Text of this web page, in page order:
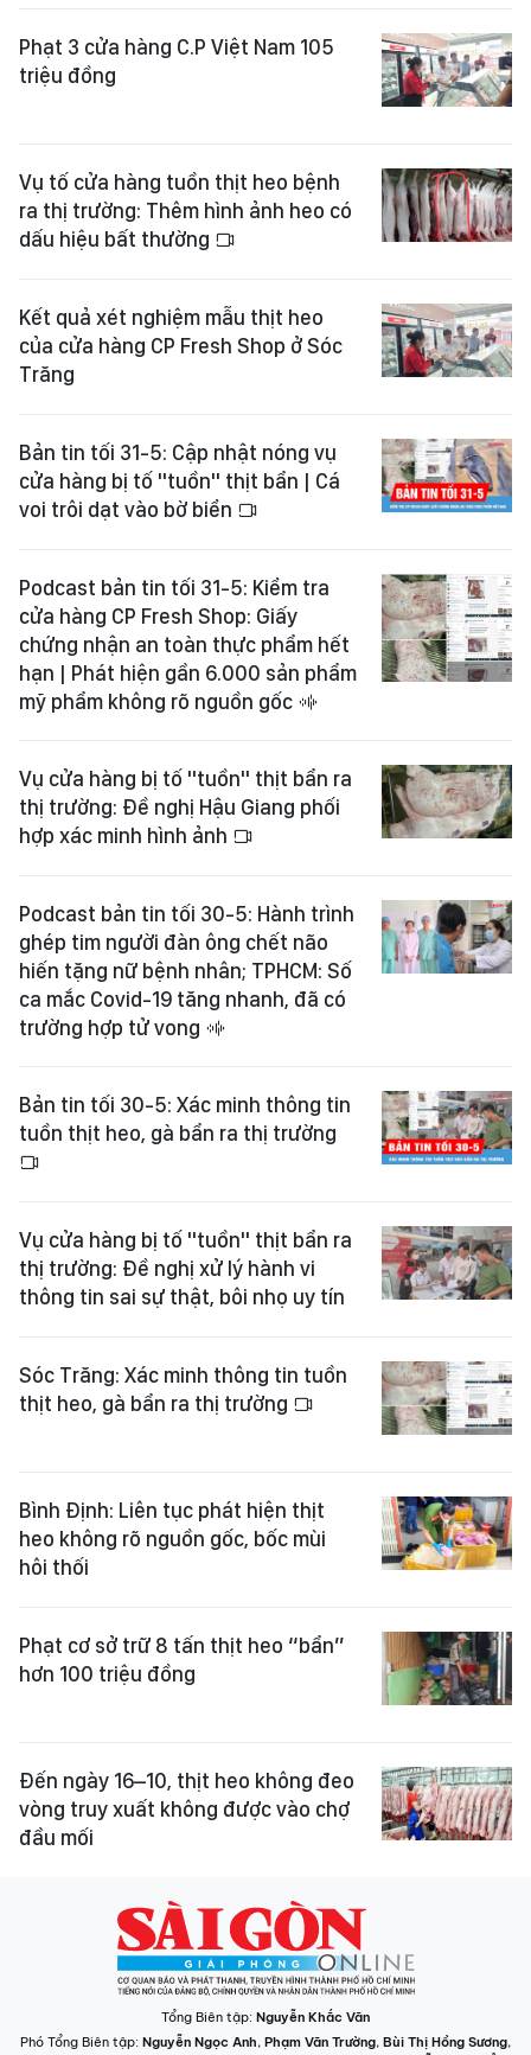
Phạt 3 cửa hàng C.P Việt Nam 105
triệu đồng
Vụ tố cửa hàng tuồn thịt heo bệnh
ra thị trường: Thêm hình ảnh heo có
dấu hiệu bất thường
Kết quả xét nghiệm mẫu thịt heo
của cửa hàng CP Fresh Shop ở Sóc
Trăng
Bản tin tối 31-5: Cập nhật nóng vụ
cửa hàng bị tố "tuồn" thịt bẩn | Cá
voi trôi dạt vào bờ biển
Podcast bản tin tối 31-5: Kiểm tra
cửa hàng CP Fresh Shop: Giấy
chứng nhận an toàn thực phẩm hết
hạn | Phát hiện gần 6.000 sản phẩm
mỹ phẩm không rõ nguồn gốc
Vụ cửa hàng bị tố "tuồn" thịt bẩn ra
thị trường: Đề nghị Hậu Giang phối
hợp xác minh hình ảnh
Podcast bản tin tối 30-5: Hành trình
ghép tim người đàn ông chết não
hiến tặng nữ bệnh nhân; TPHCM: Số
ca mắc Covid-19 tăng nhanh, đã có
trường hợp tử vong
Bản tin tối 30-5: Xác minh thông tin
tuồn thịt heo, gà bẩn ra thị trường
Vụ cửa hàng bị tố "tuồn" thịt bẩn ra
thị trường: Đề nghị xử lý hành vi
thông tin sai sự thật, bôi nhọ uy tín
Sóc Trăng: Xác minh thông tin tuồn
thịt heo, gà bẩn ra thị trường
Bình Định: Liên tục phát hiện thịt
heo không rõ nguồn gốc, bốc mùi
hôi thối
Phạt cơ sở trữ 8 tấn thịt heo “bẩn”
hơn 100 triệu đồng
Đến ngày 16–10, thịt heo không đeo
vòng truy xuất không được vào chợ
đầu mối
Tổng Biên tập: Nguyễn Khắc Văn
Phó Tổng Biên tập: Nguyễn Ngọc Anh, Phạm Văn Trường, Bùi Thị Hồng Sương,